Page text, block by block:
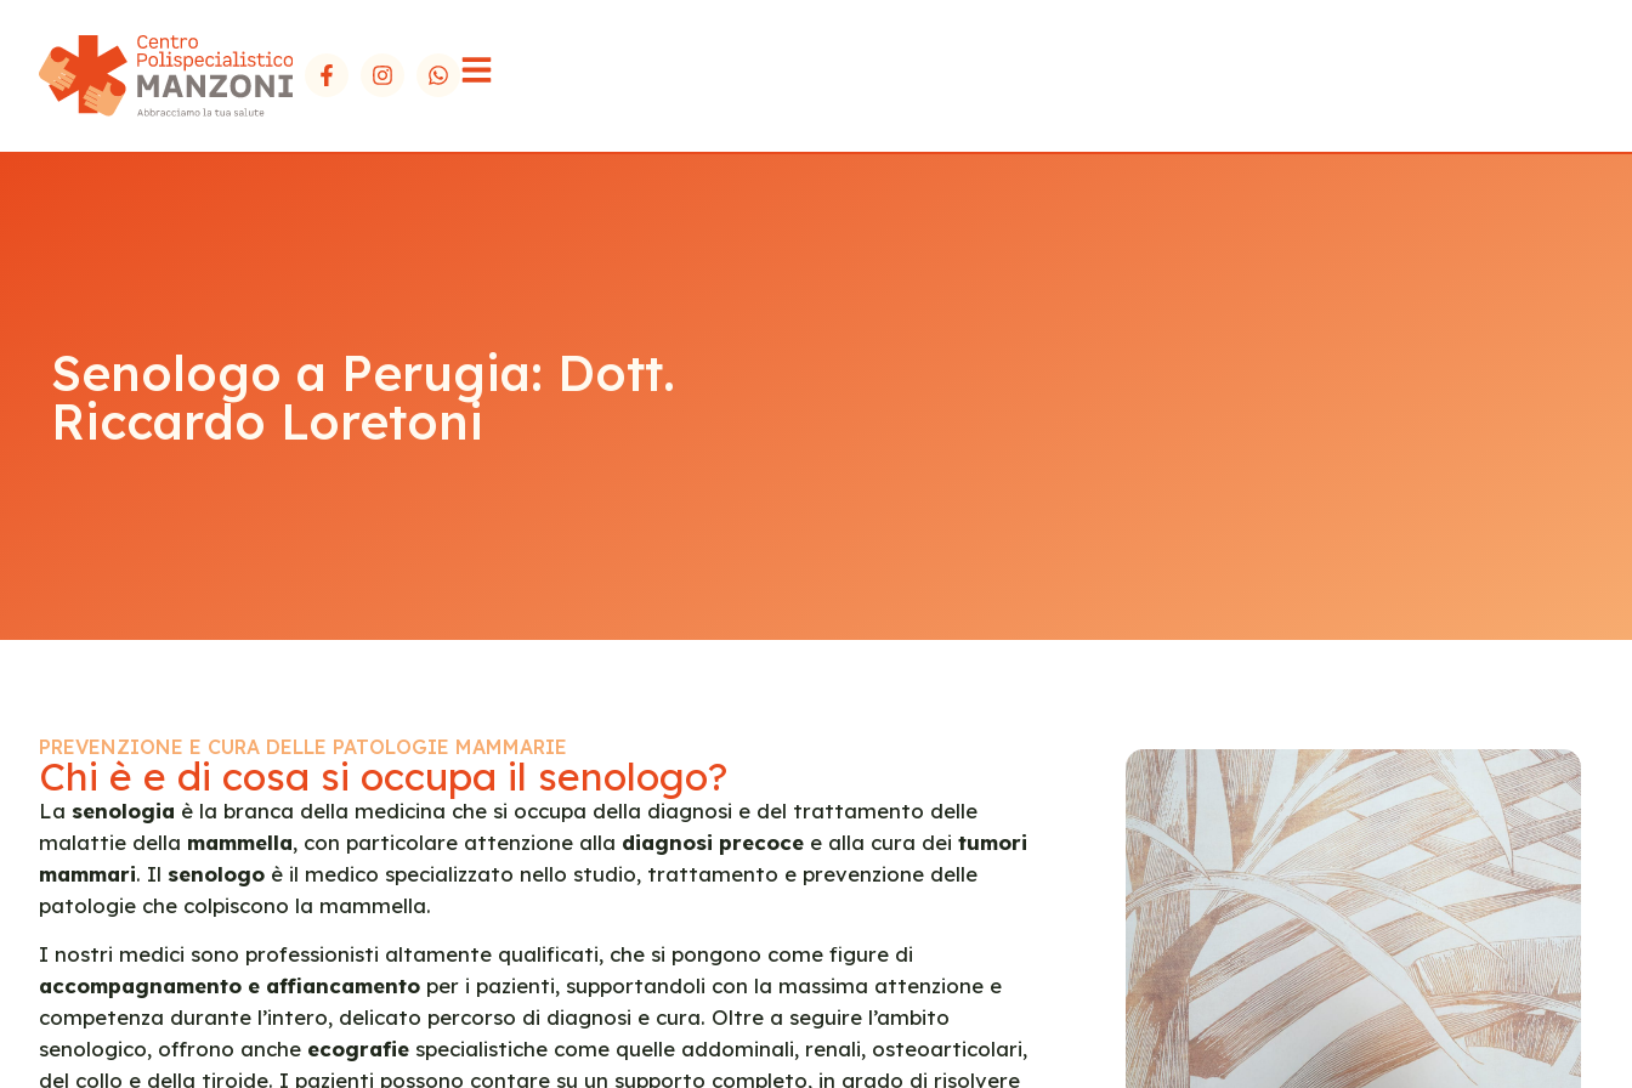
Senologo a Perugia: Dott.
Riccardo Loretoni
PREVENZIONE E CURA DELLE PATOLOGIE MAMMARIE
Chi è e di cosa si occupa il senologo?
La senologia è la branca della medicina che si occupa della diagnosi e del trattamento delle
malattie della mammella, con particolare attenzione alla diagnosi precoce e alla cura dei tumori
mammari. Il senologo è il medico specializzato nello studio, trattamento e prevenzione delle
patologie che colpiscono la mammella.
I nostri medici sono professionisti altamente qualificati, che si pongono come figure di
accompagnamento e affiancamento per i pazienti, supportandoli con la massima attenzione e
competenza durante l’intero, delicato percorso di diagnosi e cura. Oltre a seguire l’ambito
senologico, offrono anche ecografie specialistiche come quelle addominali, renali, osteoarticolari,
del collo e della tiroide. I pazienti possono contare su un supporto completo, in grado di risolvere